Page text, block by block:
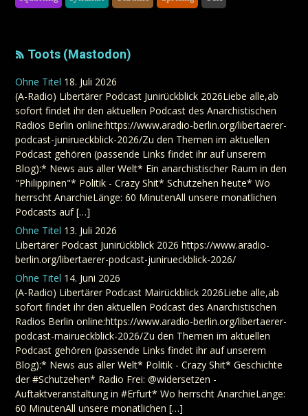
Toots (Mastodon)
Ohne Titel 18. Juli 2026
(A-Radio) Libertärer Podcast Junirückblick 2026Liebe alle,ab
sofort findet ihr den aktuellen Podcast des Anarchistischen
Radios Berlin online:https://www.aradio-berlin.org/libertaerer-
podcast-junirueckblick-2026/Zu den Themen im aktuellen
Podcast gehören (passende Links findet ihr auf unserem
Blog):* News aus aller Welt* Ein anarchistischer Raum in den
"Philippinen"* Politik - Crazy Shit* Schutzehen heute* Wo
herrscht AnarchieLänge: 60 MinutenAll unsere monatlichen
Podcasts auf […]
Ohne Titel 13. Juli 2026
Libertärer Podcast Junirückblick 2026 https://www.aradio-
berlin.org/libertaerer-podcast-junirueckblick-2026/
Ohne Titel 14. Juni 2026
(A-Radio) Libertärer Podcast Mairückblick 2026Liebe alle,ab
sofort findet ihr den aktuellen Podcast des Anarchistischen
Radios Berlin online:https://www.aradio-berlin.org/libertaerer-
podcast-mairueckblick-2026/Zu den Themen im aktuellen
Podcast gehören (passende Links findet ihr auf unserem
Blog):* News aus aller Welt* Politik - Crazy Shit* Geschichte
der #Schutzehen* Radio Frei: @widersetzen -
Auftaktveranstaltung in #Erfurt* Wo herrscht AnarchieLänge:
60 MinutenAll unsere monatlichen […]